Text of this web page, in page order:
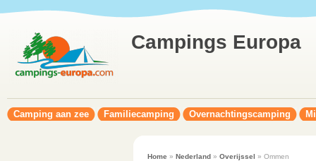
Campings Europa
Camping aan zee Familiecamping Overnachtingscamping
Home » Nederland» Overijssel » Ommen